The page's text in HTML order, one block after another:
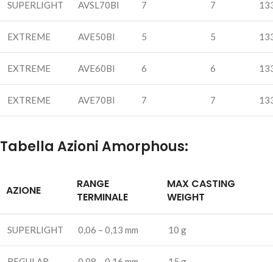
AGGIUNGI AL
CARRELLO
DAIWA AMORPHOUS BOLO – EXTREME 6.00mt
320,00€ 1 disponibili
AGGIUNGI AL
CARRELLO
SUPERLIGHT AVSL70BI 7 7
EXTREME AVE50BI 5 5
EXTREME AVE60BI 6 6
EXTREME AVE70BI 7 7
Tabella Azioni Amorphous:
AZIONE
RANGE
TERMINALE
MAX CASTING
WEIGHT
SUPERLIGHT 0,06 – 0,13 mm 10 g